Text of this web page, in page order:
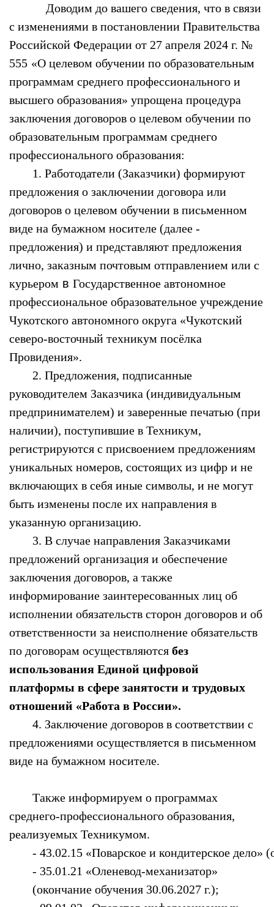
Доводим до вашего сведения, что в связи
с изменениями в постановлении Правительства
Российской Федерации от 27 апреля 2024 г. №
555 «О целевом обучении по образовательным
программам среднего профессионального и
высшего образования» упрощена процедура
заключения договоров о целевом обучении по
образовательным программам среднего
профессионального образования:
1. Работодатели (Заказчики) формируют
предложения о заключении договора или
договоров о целевом обучении в письменном
виде на бумажном носителе (далее -
предложения) и представляют предложения
лично, заказным почтовым отправлением или с
курьером в Государственное автономное
профессиональное образовательное учреждение
Чукотского автономного округа «Чукотский
северо-восточный техникум посёлка
Провидения».
2. Предложения, подписанные
руководителем Заказчика (индивидуальным
предпринимателем) и заверенные печатью (при
наличии), поступившие в Техникум,
регистрируются с присвоением предложениям
уникальных номеров, состоящих из цифр и не
включающих в себя иные символы, и не могут
быть изменены после их направления в
указанную организацию.
3. В случае направления Заказчиками
предложений организация и обеспечение
заключения договоров, а также
информирование заинтересованных лиц об
исполнении обязательств сторон договоров и об
ответственности за неисполнение обязательств
по договорам осуществляются без
использования Единой цифровой
платформы в сфере занятости и трудовых
отношений «Работа в России».
4. Заключение договоров в соответствии с
предложениями осуществляется в письменном
виде на бумажном носителе.
Также информируем о программах
среднего-профессионального образования,
реализуемых Техникумом.
- 43.02.15 «Поварское и кондитерское дело»
- 35.01.21 «Оленевод-механизатор»
(окончание обучения 30.06.2027 г.);